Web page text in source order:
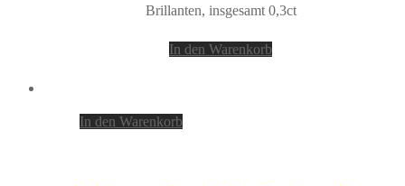
Brillanten, insgesamt 0,3ct
In den Warenkorb
In den Warenkorb